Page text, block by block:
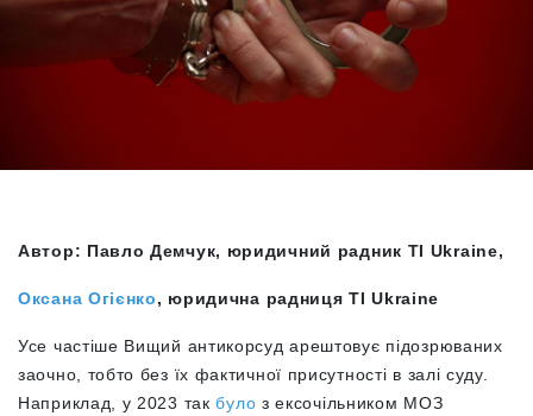
Автор: Павло Демчук, юридичний радник TI Ukraine,
Оксана Огієнко, юридична радниця TI Ukraine
Усе частіше Вищий антикорсуд арештовує підозрюваних
заочно, тобто без їх фактичної присутності в залі суду.
Наприклад, у 2023 такбуло з ексочільником МОЗ